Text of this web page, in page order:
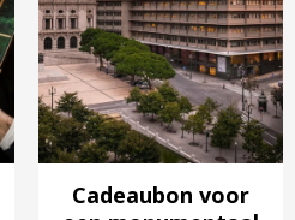
Cadeaubon voor